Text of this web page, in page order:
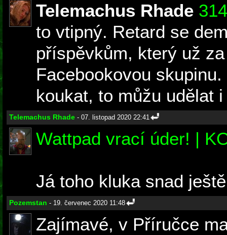
Telemachus Rhade
to vtipný. Retard se
příspěvkům, který už
Facebookovou
koukat, to můžu udělat
Telemachus Rhade - 07. listopad 2020 22:41
Wattpad vrací úder! |
Já toho kluka snad
Pozemstan - 19. červenec 2020 11:48
Zajímavé, v Příručce